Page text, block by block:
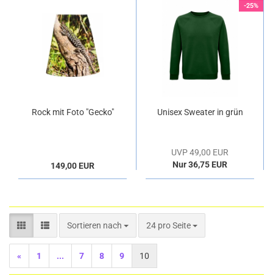
Rock mit Foto "Gecko"
149,00 EUR
-25%
Unisex Sweater in grün
UVP 49,00 EUR
Nur 36,75 EUR
Sortieren nach
Sortieren nach 24 pro Seite
pro Seite
« 1 ... 7 8 9 10